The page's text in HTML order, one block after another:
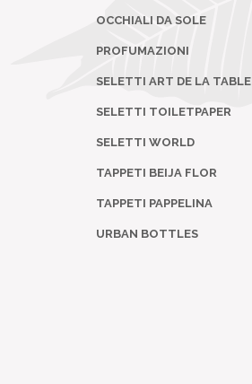
OCCHIALI DA SOLE
PROFUMAZIONI
SELETTI ART DE LA TABLE
SELETTI TOILETPAPER
SELETTI WORLD
TAPPETI BEIJA FLOR
TAPPETI PAPPELINA
URBAN BOTTLES